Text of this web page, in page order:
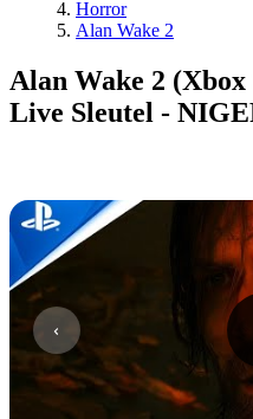
Horror
Alan Wake 2
Alan Wake 2
Live Sleutel -